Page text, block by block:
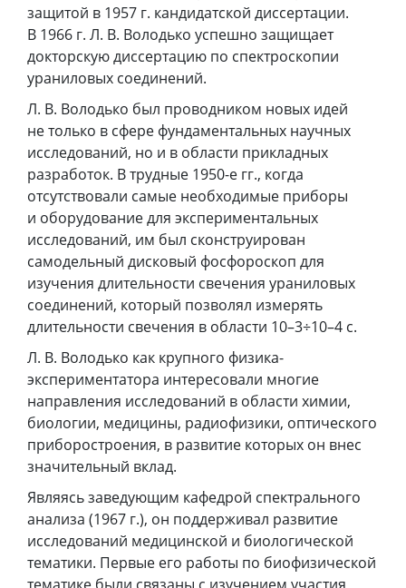
защитой в 1957 г. кандидатской диссертации.
В 1966 г. Л. В. Володько успешно защищает
докторскую диссертацию по спектроскопии
ураниловых соединений.
Л. В. Володько был проводником новых идей
не только в сфере фундаментальных научных
исследований, но и в области прикладных
разработок. В трудные 1950-е гг., когда
отсутствовали самые необходимые приборы
и оборудование для экспериментальных
исследований, им был сконструирован
самодельный дисковый фосфороскоп для
изучения длительности свечения ураниловых
соединений, который позволял измерять
длительности свечения в области 10–3÷10–4 с.
Л. В. Володько как крупного физика-
экспериментатора интересовали многие
направления исследований в области химии,
биологии, медицины, радиофизики, оптического
приборостроения, в развитие которых он внес
значительный вклад.
Являясь заведующим кафедрой спектрального
анализа (1967 г.), он поддерживал развитие
исследований медицинской и биологической
тематики. Первые его работы по биофизической